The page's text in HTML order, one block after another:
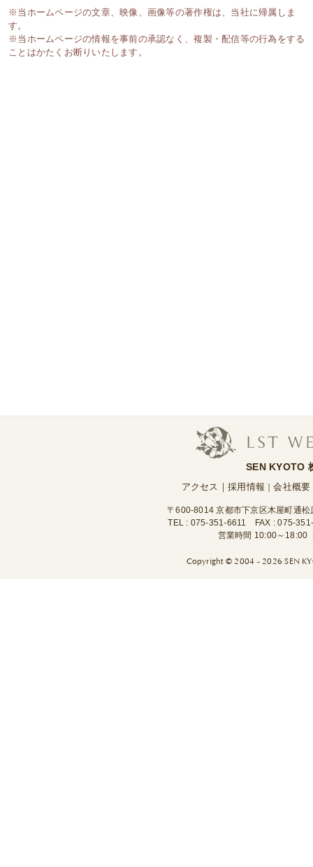
※当ホームページの文章、映像、画像等の著作権は、当社に帰属しま
す。
※当ホームページの情報を事前の承認なく、複製・配信等の行為をする
ことはかたくお断りいたします。
SEN KYOTO
アクセス ｜採用情報 ｜会社概要
〒600-8014 京都市下京区木屋町通
TEL : 075-351-6611
FAX : 075-
営業時間 10:00～18:00
Copyright ©2004 - 2026 SEN